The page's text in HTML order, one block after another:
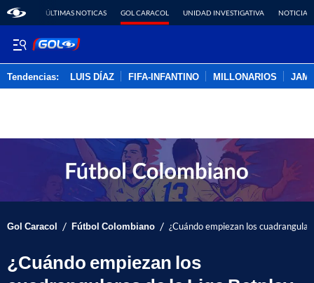
ÚLTIMAS NOTICAS GOL CARACOL UNIDAD INVESTIGATIVA NOTICIAS
Tendencias: LUIS DÍAZ FIFA-INFANTINO MILLONARIOS
Gol Caracol / Fútbol Colombiano / ¿Cuándo empiezan los
¿Cuándo empiezan los